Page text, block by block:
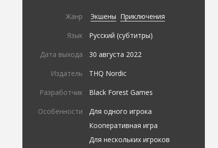
Жанр Экшены Приключения
Язык Русский (субтитры)
Дата выхода 30 августа 2022
Издатель THQ Nordic
Разработчик Black Forest Games
Особенности
Для одного игрока
Кооперативная игра
Для нескольких игроков